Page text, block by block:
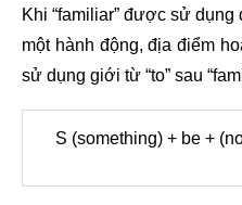
Khi “familiar” được sử
một hành động, địa điểm
sử dụng giới từ “to” sau
S (something) + be +